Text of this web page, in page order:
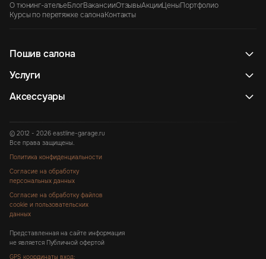
О тюнинг-ательеБлогВакансииОтзывыАкцииЦеныПортфолио
Курсы по перетяжке салонаКонтакты
Пошив салона
Услуги
Аксессуары
© 2012 - 2026 eastline-garage.ru
Все права защищены.
Политика конфиденциальности
Согласие на обработку
персональных данных
Согласие на обработку файлов
cookie и пользовательских
данных
Представленная на сайте информация
не является Публичной офертой
GPS координаты вход: